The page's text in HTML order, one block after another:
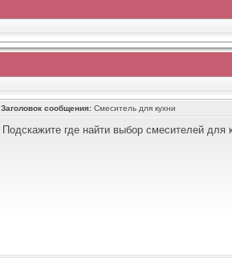
Заголовок сообщения: Смеситель для кухни
Подскажите где найти выбор смесителей для